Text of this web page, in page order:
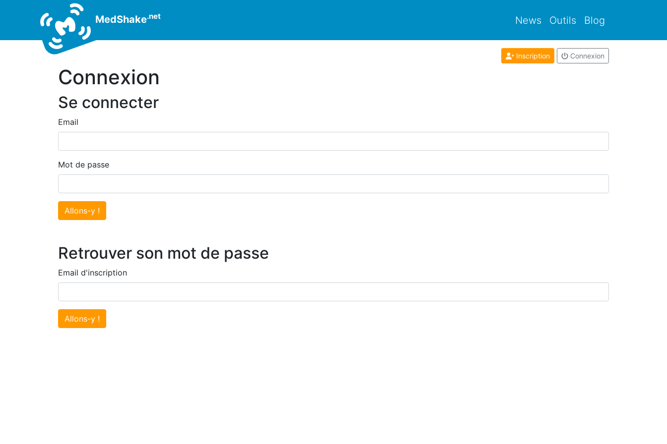
MedShake.net News Outils Blog
Inscription Connexion
Connexion
Se connecter
Email
Mot de passe
Allons-y !
Retrouver son mot de passe
Email d'inscription
Allons-y !